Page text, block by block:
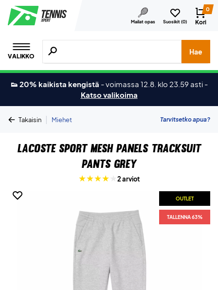
Mailat opas Suosikit (0)
0
Kori
VALIKKO
Hae tuotteita, merkkejä jne.
Hae
👟 20% kaikista kengistä -voimassa 12.8. klo 23.59 asti -
Katso valikoima
Takaisin | Miehet Tarvitsetko apua?
Lacoste Sport Mesh Panels Tracksuit
Pants Grey
2 arviot
OUTLET
TALLENNA 63%